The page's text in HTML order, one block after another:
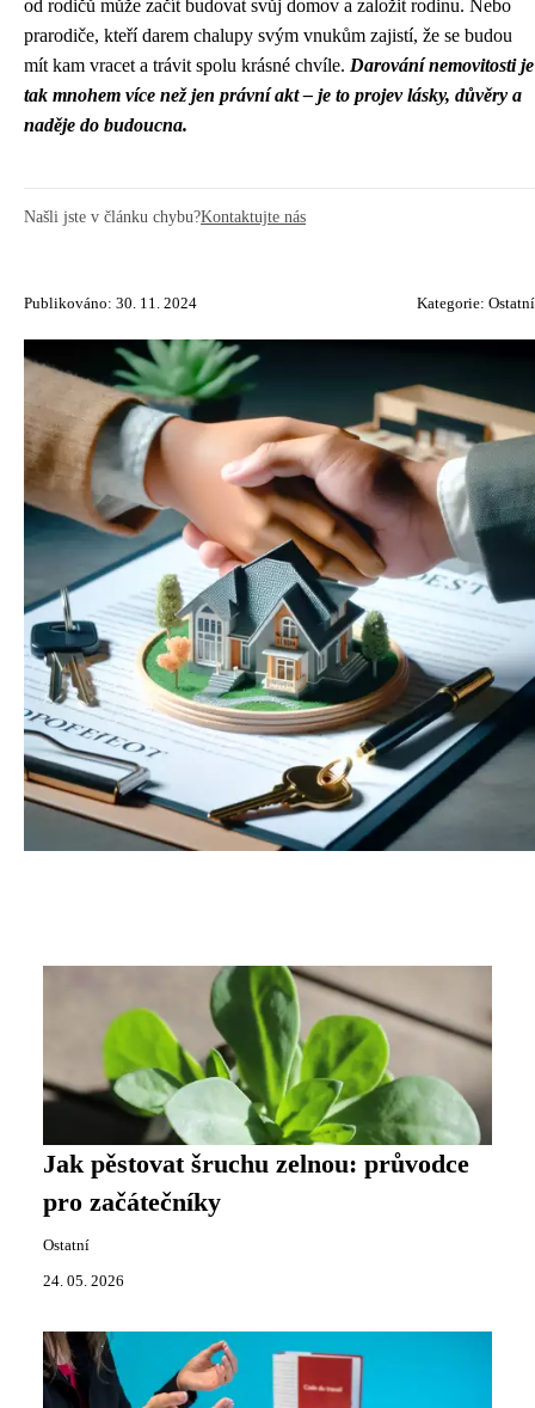
od rodičů může začít budovat svůj domov a založit rodinu. Nebo
prarodiče, kteří darem chalupy svým vnukům zajistí, že se budou
mít kam vracet a trávit spolu krásné chvíle. Darování nemovitosti je
tak mnohem více než jen právní akt – je to projev lásky, důvěry a
naděje do budoucna.
Našli jste v článku chybu?Kontaktujte nás
Publikováno: 30. 11. 2024 Kategorie: Ostatní
Jak pěstovat šruchu zelnou: průvodce
pro začátečníky
Ostatní
24. 05. 2026